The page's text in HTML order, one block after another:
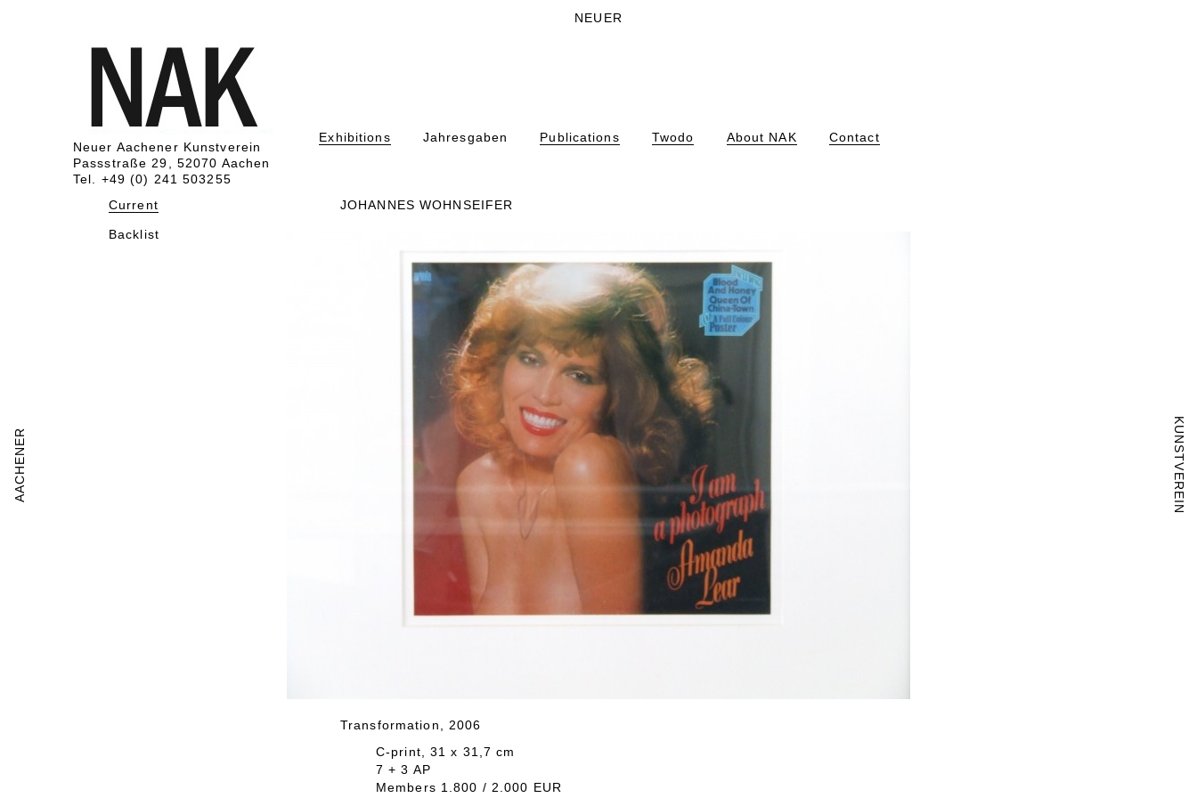
NEUER
AACHENER KUNSTVEREIN
Neuer Aachener Kunstverein
Passstraße 29, 52070 Aachen
Tel. +49 (0) 241 503255
Exhibitions Jahresgaben Publications Twodo About NAK Contact
Current
Backlist
JOHANNES WOHNSEIFER
Transformation, 2006
C-print, 31 x 31,7 cm
7 + 3 AP
Members 1.800 / 2.000 EUR